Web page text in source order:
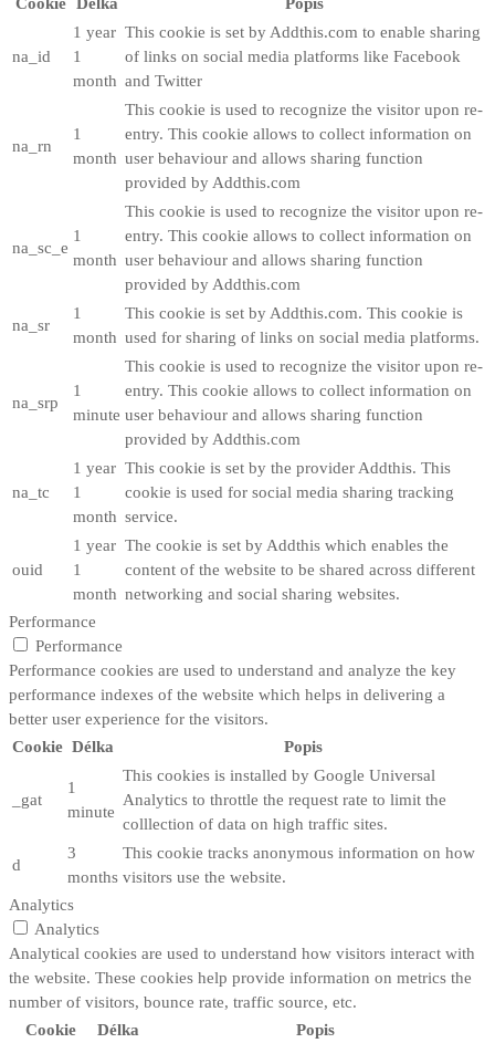
na_id
1 year
1
month
This cookie is set by Addthis.com to enable sharing
of links on social media platforms like Facebook
and Twitter
na_rn
1
month
This cookie is used to recognize the visitor upon re-
entry. This cookie allows to collect information on
user behaviour and allows sharing function
provided by Addthis.com
na_sc_e
1
month
This cookie is used to recognize the visitor upon re-
entry. This cookie allows to collect information on
user behaviour and allows sharing function
provided by Addthis.com
na_sr
1
month
This cookie is set by Addthis.com. This cookie is
used for sharing of links on social media platforms.
na_srp
1
minute
This cookie is used to recognize the visitor upon re-
entry. This cookie allows to collect information on
user behaviour and allows sharing function
provided by Addthis.com
na_tc
1 year
1
month
This cookie is set by the provider Addthis. This
cookie is used for social media sharing tracking
service.
ouid
1 year
1
month
The cookie is set by Addthis which enables the
content of the website to be shared across different
networking and social sharing websites.
Performance
Performance
Performance cookies are used to understand and analyze the key
performance indexes of the website which helps in delivering a
better user experience for the visitors.
Cookie Délka Popis
_gat
1
minute
This cookies is installed by Google Universal
Analytics to throttle the request rate to limit the
colllection of data on high traffic sites.
d
3
months
This cookie tracks anonymous information on how
visitors use the website.
Analytics
Analytics
Analytical cookies are used to understand how visitors interact with
the website. These cookies help provide information on metrics the
number of visitors, bounce rate, traffic source, etc.
Cookie
Délka Popis